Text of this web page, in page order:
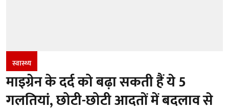
स्वास्थ्य
माइग्रेन के दर्द को बढ़ा सकती हैं ये 5
गलतियां, छोटी-छोटी आदतों में बदलाव से